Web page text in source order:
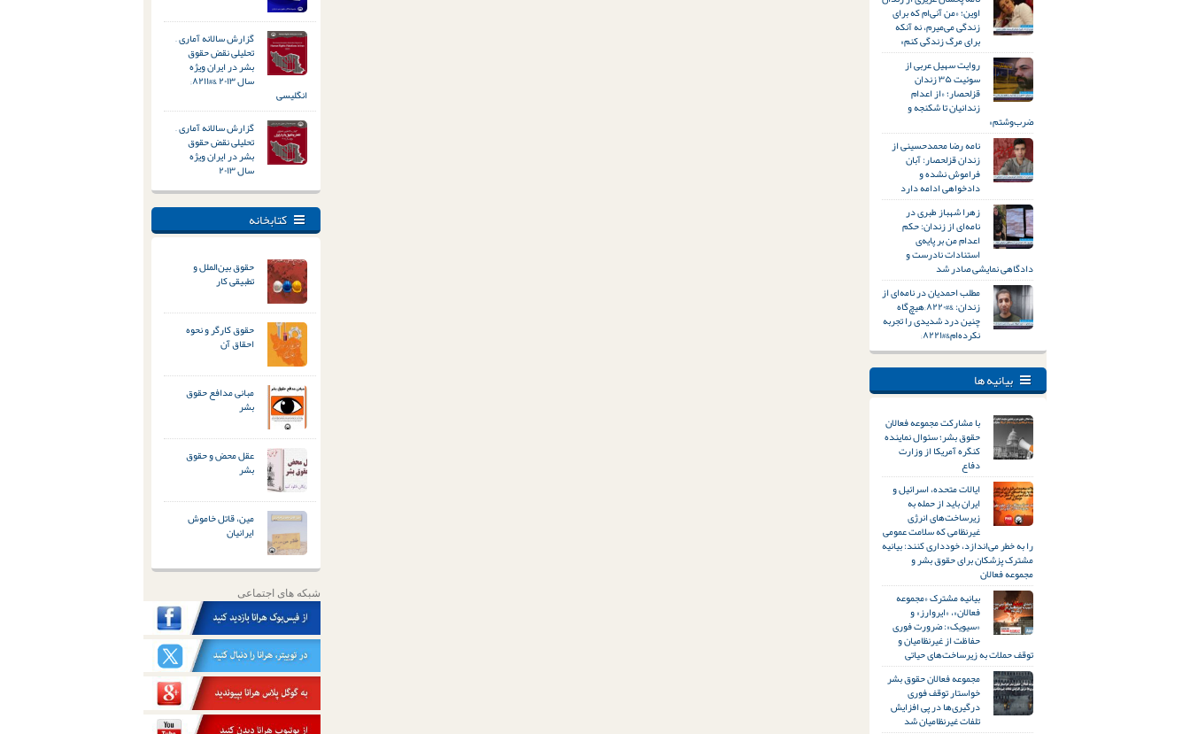
گزارش سالانه آماری –
تحلیلی نقض حقوق
بشر در ایران ویژه
سال ۲۰۱۳ &#۸۲۱۱;
انگلیسی
گزارش سالانه آماری –
تحلیلی نقض حقوق
بشر در ایران ویژه
سال ۲۰۱۳
کتابخانه
حقوق بین‌الملل و
تطبیقی کار
حقوق کارگر و نحوه
احقاق آن
مبانی مدافع حقوق
بشر
عقل محض و حقوق
بشر
مین، قاتل خاموش
ایرانیان
شبکه های اجتماعی
اوین؛ «من آنی‌ام که برای
زندگی می‌میرم، نه آنکه
برای مرگ زندگی کنم»
روایت سهیل عربی از
سوئیت ۳۵ زندان
قزلحصار؛ «از اعدام
زندانیان تا شکنجه و
ضرب‌وشتم»
نامه رضا محمدحسینی از
زندان قزلحصار: آبان
فراموش نشده و
دادخواهی ادامه دارد
زهرا شهباز طبری در
نامه‌ای از زندان: حکم
اعدام من بر پایه‌ی
استنادات نادرست و
دادگاهی نمایشی صادر شد
مطلب احمدیان در نامه‌ای از
زندان: &#۸۲۲۰;هیچ‌گاه
چنین درد شدیدی را تجربه
نکرده‌ام&#۸۲۲۱;
بیانیه ها
با مشارکت مجموعه فعالان
حقوق بشر؛ سئوال نماینده
کنگره آمریکا از وزارت
دفاع
ایالات متحده، اسرائیل و
ایران باید از حمله به
زیرساخت‌های انرژی
غیرنظامی که سلامت عمومی
را به خطر می‌اندازد، خودداری کنند: بیانیه
مشترک پزشکان برای حقوق بشر و
مجموعه فعالان
بیانیه مشترک «مجموعه
فعالان»، «ایروارز» و
«سیویک»: ضرورت فوری
حفاظت از غیرنظامیان و
توقف حملات به زیرساخت‌های حیاتی
مجموعه فعالان حقوق بشر
خواستار توقف فوری
درگیری‌ها در پی افزایش
تلفات غیرنظامیان شد